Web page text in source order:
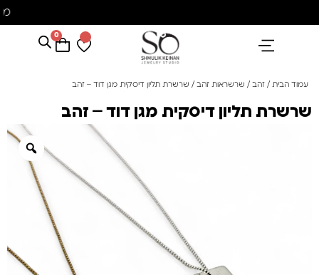
0
עמוד הבית / זהב / שרשראות זהב / שרשרת תליון דיסקית מגן דוד – זהב
שרשרת תליון דיסקית מגן דוד – זהב